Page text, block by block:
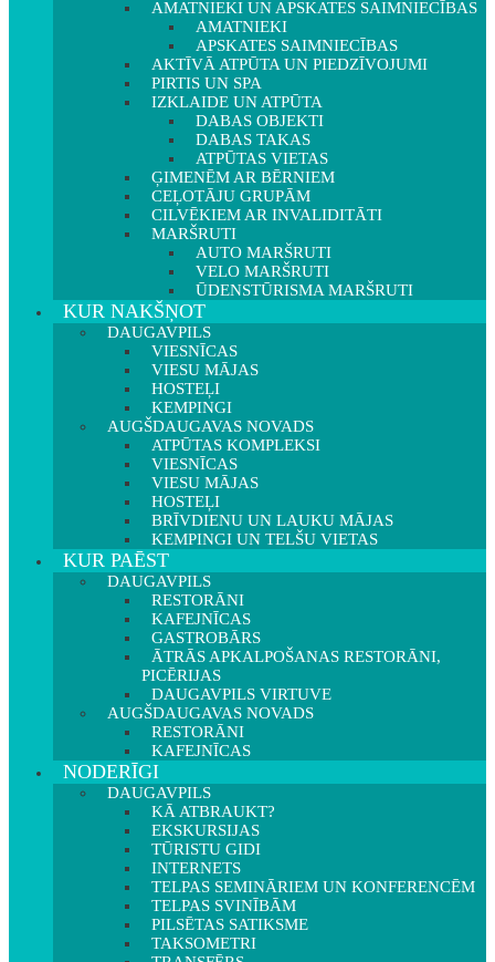
AMATNIEKI UN APSKATES SAIMNIECĪBAS
AMATNIEKI
APSKATES SAIMNIECĪBAS
AKTĪVĀ ATPŪTA UN PIEDZĪVOJUMI
PIRTIS UN SPA
IZKLAIDE UN ATPŪTA
DABAS OBJEKTI
DABAS TAKAS
ATPŪTAS VIETAS
ĢIMENĒM AR BĒRNIEM
CEĻOTĀJU GRUPĀM
CILVĒKIEM AR INVALIDITĀTI
MARŠRUTI
AUTO MARŠRUTI
VELO MARŠRUTI
ŪDENSTŪRISMA MARŠRUTI
KUR NAKŠŅOT
DAUGAVPILS
VIESNĪCAS
VIESU MĀJAS
HOSTEĻI
KEMPINGI
AUGŠDAUGAVAS NOVADS
ATPŪTAS KOMPLEKSI
VIESNĪCAS
VIESU MĀJAS
HOSTEĻI
BRĪVDIENU UN LAUKU MĀJAS
KEMPINGI UN TELŠU VIETAS
KUR PAĒST
DAUGAVPILS
RESTORĀNI
KAFEJNĪCAS
GASTROBĀRS
ĀTRĀS APKALPOŠANAS RESTORĀNI,
PICĒRIJAS
DAUGAVPILS VIRTUVE
AUGŠDAUGAVAS NOVADS
RESTORĀNI
KAFEJNĪCAS
NODERĪGI
DAUGAVPILS
KĀ ATBRAUKT?
EKSKURSIJAS
TŪRISTU GIDI
INTERNETS
TELPAS SEMINĀRIEM UN KONFERENCĒM
TELPAS SVINĪBĀM
PILSĒTAS SATIKSME
TAKSOMETRI